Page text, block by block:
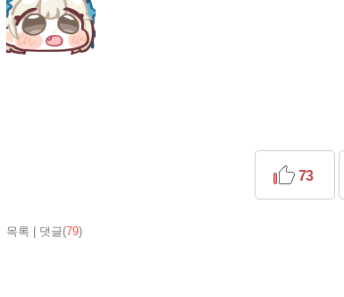
목록 댓글(79)
73